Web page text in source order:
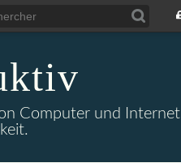
Computer und Internet